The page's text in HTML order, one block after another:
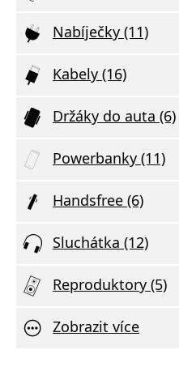
Nabíječky (11)
Kabely (16)
Držáky do auta (6)
Powerbanky (11)
Handsfree (6)
Sluchátka (12)
Reproduktory (5)
Zobrazit více